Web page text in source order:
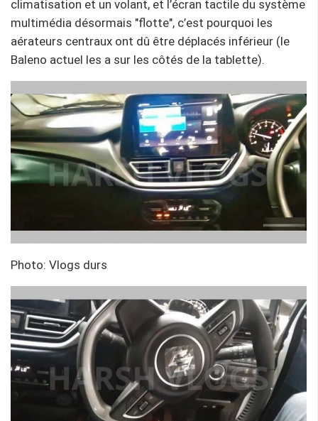
climatisation et un volant, et l’écran tactile du système
multimédia désormais "flotte", c’est pourquoi les
aérateurs centraux ont dû être déplacés inférieur (le
Baleno actuel les a sur les côtés de la tablette).
Photo: Vlogs durs